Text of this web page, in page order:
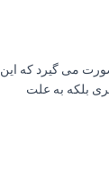
می گیرد که این
بلکه به علت